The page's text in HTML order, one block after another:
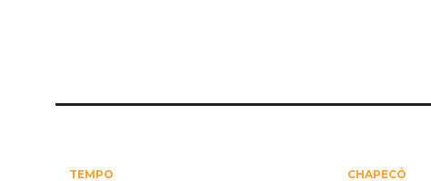
TEMPO CHAPECÓ